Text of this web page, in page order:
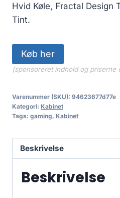
Hvid Køle, Fractal Design
Tint.
Køb her
(sponsoreret indhold og priserne
Varenummer (SKU): 94623677d77e
Kategori: Kabinet
Tags: gaming, Kabinet
Beskrivelse
Beskrivelse